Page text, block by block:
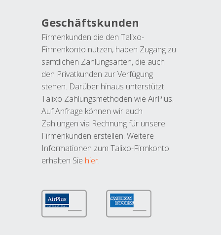
Geschäftskunden
Firmenkunden die den Talixo-
Firmenkonto nutzen, haben Zugang zu
sämtlichen Zahlungsarten, die auch
den Privatkunden zur Verfügung
stehen. Darüber hinaus unterstützt
Talixo Zahlungsmethoden wie AirPlus.
Auf Anfrage können wir auch
Zahlungen via Rechnung für unsere
Firmenkunden erstellen. Weitere
Informationen zum Talixo-Firmkonto
erhalten Sie hier.